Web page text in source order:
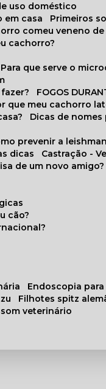
uso doméstico
em casa
Primeiros
comeu veneno
cachorro?
Para que serve o
FOGOS
que meu cachorro
Dicas de
prevenir a
dicas
Castração -
de um novo amigo?
cão?
endoscopia
filhotes spitz
veterinário